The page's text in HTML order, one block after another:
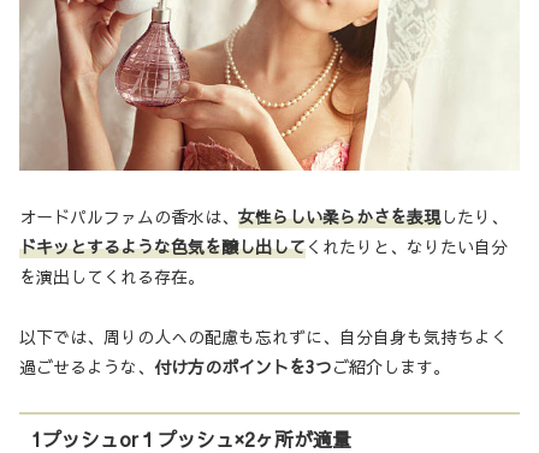
オードパルファムの香水は、 女性らしい柔らかさを表現したり、
ドキッとするような色気を醸し出してくれたりと、なりたい自分
を演出してくれる存在。
以下では、周りの人への配慮も忘れずに、自分自身も気持ちよく
過ごせるような、 付け方のポイントを3つご紹介します。
1プッシュor１プッシュ×2ヶ所が適量